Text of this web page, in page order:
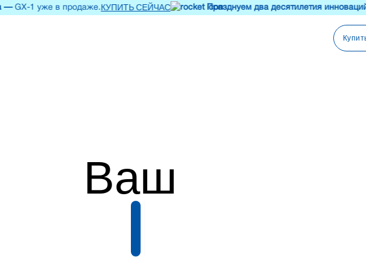
1 уже в продаже.КУПИТЬ СЕЙЧАС Празднуем два десятилетия инноваций
Ваш